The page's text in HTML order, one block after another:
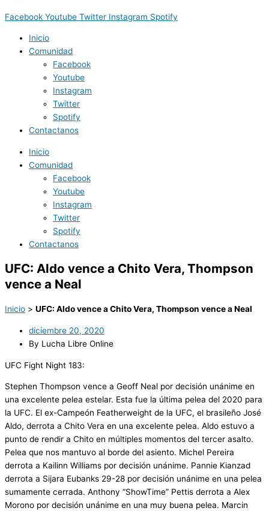
Facebook Youtube Twitter Instagram Spotify
Inicio
Comunidad
Facebook
Youtube
Instagram
Twitter
Spotify
Contactanos
Inicio
Comunidad
Facebook
Youtube
Instagram
Twitter
Spotify
Contactanos
UFC: Aldo vence a Chito Vera, Thompson
vence a Neal
Inicio > UFC: Aldo vence a Chito Vera, Thompson vence a Neal
diciembre 20, 2020
By Lucha Libre Online
UFC Fight Night 183:
Stephen Thompson vence a Geoff Neal por decisión unánime en
una excelente pelea estelar. Esta fue la última pelea del 2020 para
la UFC. El ex-Campeón Featherweight de la UFC, el brasileño José
Aldo, derrota a Chito Vera en una excelente pelea. Aldo estuvo a
punto de rendir a Chito en múltiples momentos del tercer asalto.
Pelea que nos mantuvo al borde del asiento. Michel Pereira
derrota a Kailinn Williams por decisión unánime. Pannie Kianzad
derrota a Sijara Eubanks 29-28 por decisión unánime en una pelea
sumamente cerrada. Anthony “ShowTime” Pettis derrota a Alex
Morono por decisión unánime en una muy buena pelea. Marcin